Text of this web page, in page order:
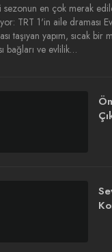
sezonun en çok merak
TRT 1'in aile draması
taşıyan yapım, sıcak
bağları ve evlilik…